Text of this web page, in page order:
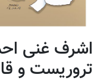
اشرف غنی
تروریست و